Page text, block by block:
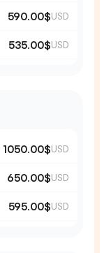
590.00$USD
535.00$USD
1050.00$USD
650.00$USD
595.00$USD